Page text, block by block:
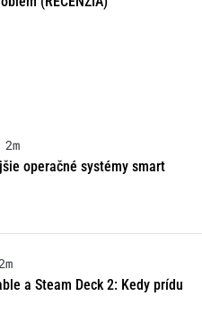
2m
operačné systémy smart
a Steam Deck 2: Kedy prídu